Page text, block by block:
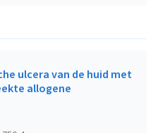
ulcera van de huid met
allogene